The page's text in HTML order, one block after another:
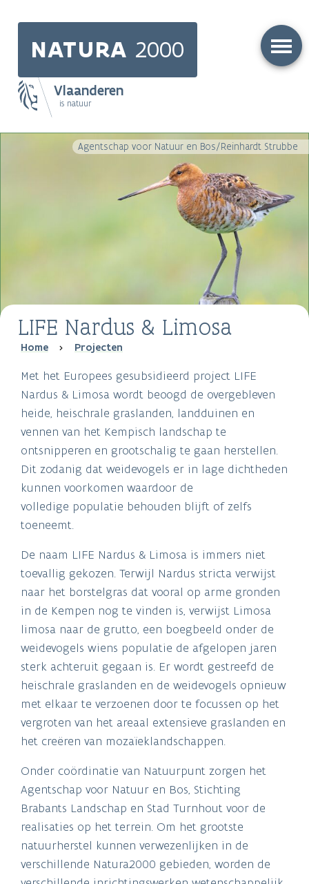
NATURA 2000
Vlaanderen
is natuur
Main
navigationAgentschap voor Natuur en Bos/Reinhardt Strubbe
LIFE Nardus & Limosa
Breadcrumb
Home Projecten
Met het Europees gesubsidieerd project LIFE
Nardus & Limosa wordt beoogd de overgebleven
heide, heischrale graslanden, landduinen en
vennen van het Kempisch landschap te
ontsnipperen en grootschalig te gaan herstellen.
Dit zodanig dat weidevogels er in lage dichtheden
kunnen voorkomen waardoor de
volledige populatie behouden blijft of zelfs
toeneemt.
De naam LIFE Nardus & Limosa is immers niet
toevallig gekozen. Terwijl Nardus stricta verwijst
naar het borstelgras dat vooral op arme gronden
in de Kempen nog te vinden is, verwijst Limosa
limosa naar de grutto, een boegbeeld onder de
weidevogels wiens populatie de afgelopen jaren
sterk achteruit gegaan is. Er wordt gestreefd de
heischrale graslanden en de weidevogels opnieuw
met elkaar te verzoenen door te focussen op het
vergroten van het areaal extensieve graslanden en
het creëren van mozaïeklandschappen.
Onder coördinatie van Natuurpunt zorgen het
Agentschap voor Natuur en Bos, Stichting
Brabants Landschap en Stad Turnhout voor de
realisaties op het terrein. Om het grootste
natuurherstel kunnen verwezenlijken in de
verschillende Natura2000 gebieden, worden de